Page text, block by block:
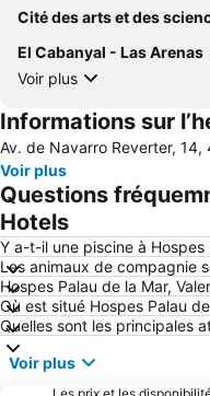
Cité des arts et des
El Cabanyal - Las Arenas
Voir plus
Informations sur
Av. de Navarro Reverter,
Voir plus
Questions
Hotels
Y a-t-il une piscine à Hospes
Les animaux de compagnie
Hospes Palau de la Mar,
Où est situé Hospes Palau
Quelles sont les principales
Voir plus